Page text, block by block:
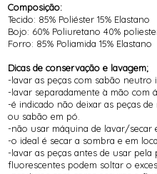
Composição:
Tecido: 85% Poliéster 15% Elastano
Bojo: 60% Poliuretano 40%
Forro: 85% Poliamida 15% Elastano
Dicas de conservação e lavagem;
-lavar as peças com sabão neutro
-lavar separadamente à mão com
-é indicado não deixar as peças
ou sabão em pó.
-não usar máquina de lavar/secar
-o ideal é secar a sombra e em
-lavar as peças antes de usar pela
fluorescentes podem soltar o